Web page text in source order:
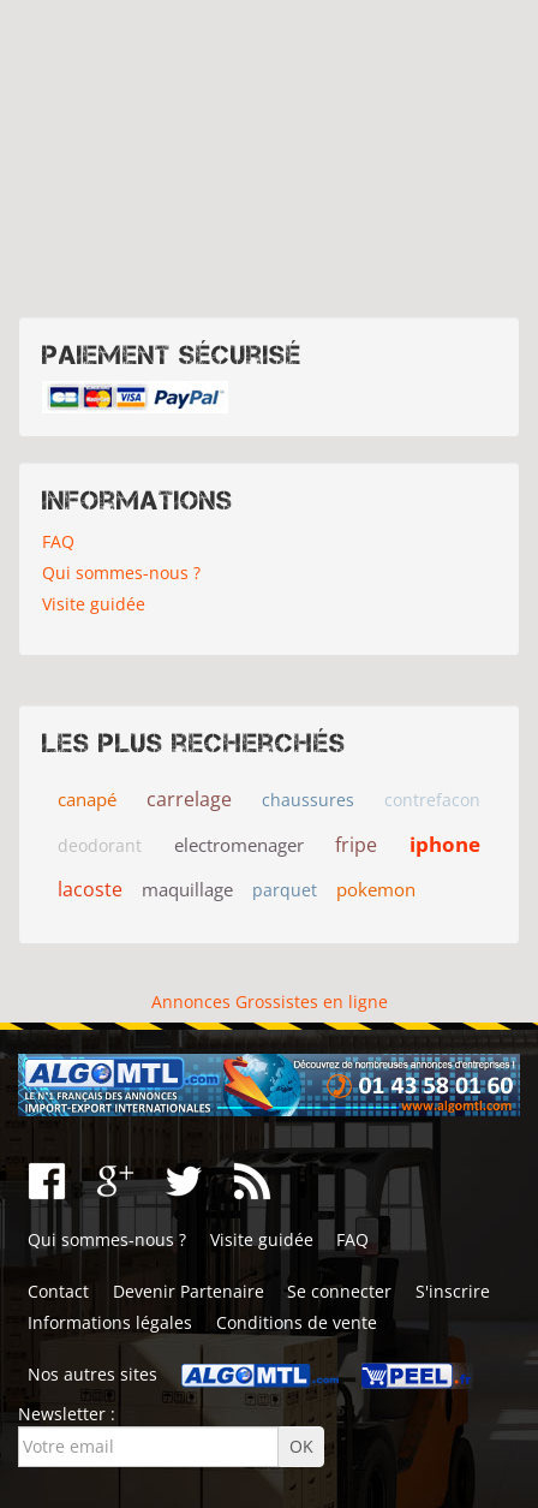
Paiement sécurisé
Informations
FAQ
Qui sommes-nous ?
Visite guidée
Les plus recherchés
canapé carrelage chaussures
contrefacon
deodorant
electromenager fripe iphone
lacoste maquillage parquet pokemon
Annonces Grossistes en ligne
Qui sommes-nous ? Visite guidée FAQ
Contact Devenir Partenaire Se connecter
S'inscrire
Informations légales
Conditions de vente
Nos autres sites
Newsletter :